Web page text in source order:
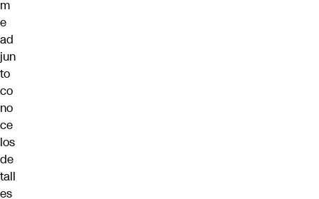
m
e
ad
jun
to
co
no
ce
los
de
tall
es